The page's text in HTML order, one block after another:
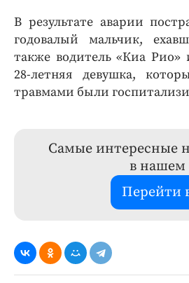
В результате аварии
годовалый мальчик,
также водитель «Киа Рио»
28-летняя девушка,
травмами были
Самые интересные
в нашем
Перейти